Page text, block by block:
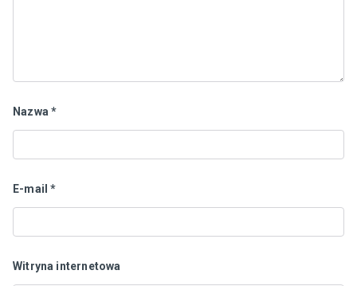
Nazwa*
E-mail*
Witryna internetowa